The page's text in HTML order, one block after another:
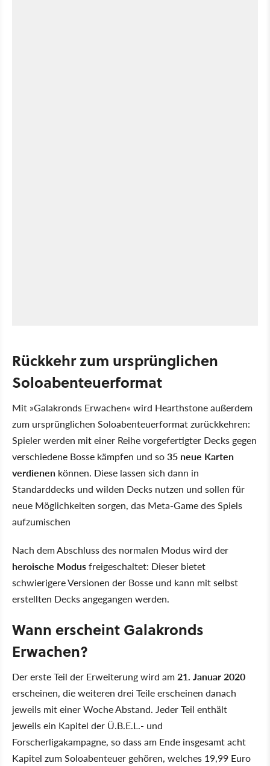
Rückkehr zum ursprünglichen
Soloabenteuerformat
Mit »Galakronds Erwachen« wird Hearthstone außerdem
zum ursprünglichen Soloabenteuerformat zurückkehren:
Spieler werden mit einer Reihe vorgefertigter Decks gegen
verschiedene Bosse kämpfen und so35 neue Karten
verdienen können. Diese lassen sich dann in
Standarddecks und wilden Decks nutzen und sollen für
neue Möglichkeiten sorgen, das Meta-Game des Spiels
aufzumischen
Nach dem Abschluss des normalen Modus wird der
heroische Modusfreigeschaltet: Dieser bietet
schwierigere Versionen der Bosse und kann mit selbst
erstellten Decks angegangen werden.
Wann erscheint Galakronds
Erwachen?
Der erste Teil der Erweiterung wird am 21. Januar 2020
erscheinen, die weiteren drei Teile erscheinen danach
jeweils mit einer Woche Abstand. Jeder Teil enthält
jeweils ein Kapitel der Ü.B.E.L.- und
Forscherligakampagne, so dass am Ende insgesamt acht
Kapitel zum Soloabenteuer gehören, welches 19,99 Euro